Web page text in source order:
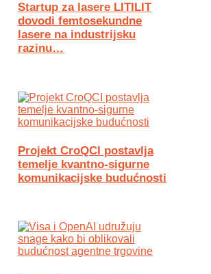
Startup za lasere LITILIT
dovodi femtosekundne
lasere na industrijsku
razinu…
Projekt CroQCI postavlja
temelje kvantno-sigurne
komunikacijske budućnosti